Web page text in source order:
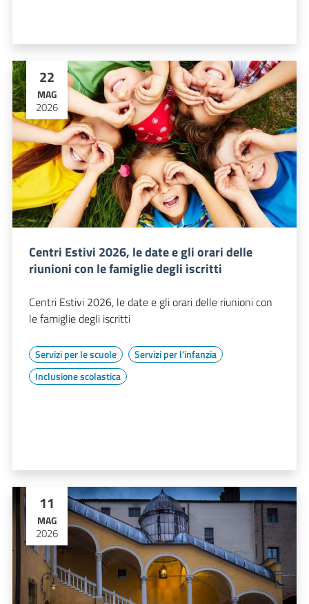
22
MAG
2026
Centri Estivi 2026, le date e gli orari delle
riunioni con le famiglie degli iscritti
Centri Estivi 2026, le date e gli orari delle riunioni con
le famiglie degli iscritti
Servizi per le scuole
Servizi per l'infanzia
Inclusione scolastica
11
MAG
2026